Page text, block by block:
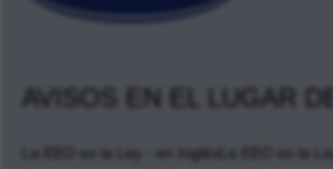
AVISOS EN EL LUGAR
La EEO es la Ley - en Inglés
La EEO es la